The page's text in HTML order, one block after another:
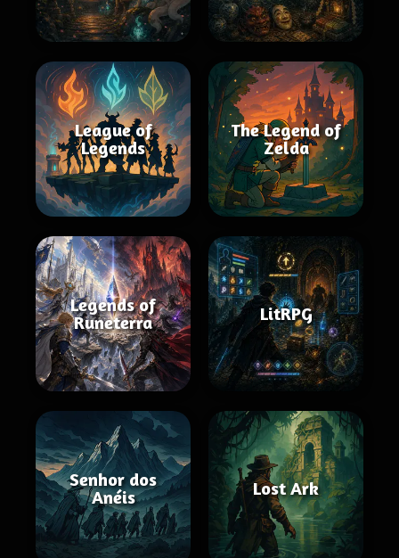
League of
Legends
The Legend of
Zelda
Legends of
Runeterra
LitRPG
Senhor dos
Anéis
Lost Ark